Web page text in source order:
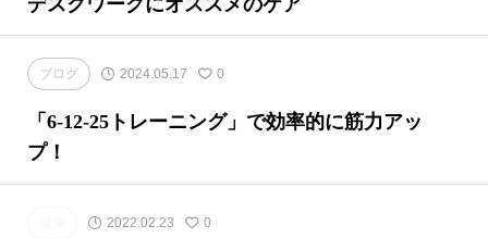
ブログ 2024.05.17 0
「6-12-25トレーニング」で効率的に筋力アッ
プ！
2022.02.23 0